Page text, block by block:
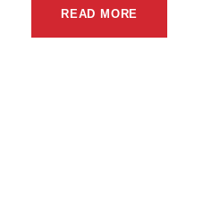
READ MORE